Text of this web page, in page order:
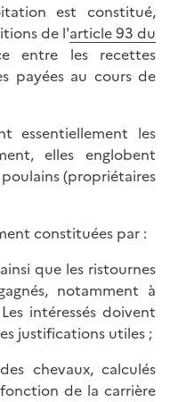
est constitué,
de l'article 93 du
entre les recettes
payées au cours de
essentiellement les
elles englobent
(propriétaires
constituées par :
que les ristournes
notamment à
intéressés doivent
justifications utiles ;
chevaux, calculés
de la carrière